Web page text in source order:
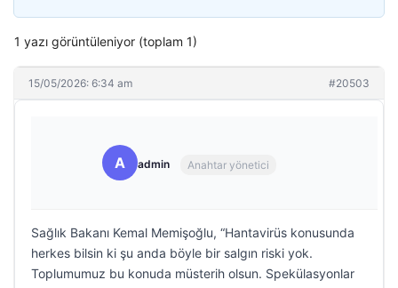
1 yazı görüntüleniyor (toplam 1)
15/05/2026: 6:34 am #20503
A admin Anahtar yönetici
Sağlık Bakanı Kemal Memişoğlu, “Hantavirüs konusunda
herkes bilsin ki şu anda böyle bir salgın riski yok.
Toplumumuz bu konuda müsterih olsun. Spekülasyonlar